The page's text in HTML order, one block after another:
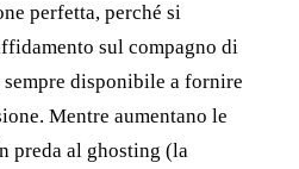
perfetta, perché si
sul compagno di
disponibile a fornire
Mentre aumentano le
preda al ghosting (la